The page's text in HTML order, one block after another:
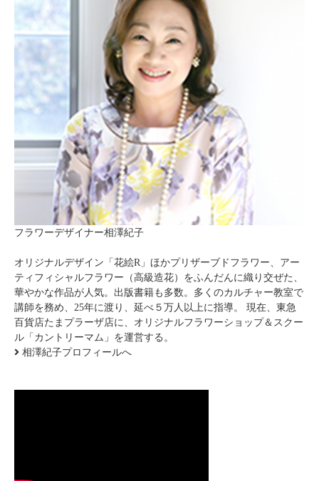
フラワーデザイナー相澤紀子
オリジナルデザイン「花絵R」ほかプリザーブドフラワー、アー
ティフィシャルフラワー（高級造花）をふんだんに織り交ぜた、
華やかな作品が人気。出版書籍も多数。多くのカルチャー教室で
講師を務め、25年に渡り、延べ５万人以上に指導。 現在、東急
百貨店たまプラーザ店に、オリジナルフラワーショップ＆スクー
ル「カントリーマム」を運営する。
相澤紀子プロフィールへ